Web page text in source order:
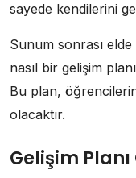
sayede kendilerini
Sunum sonrası
nasıl bir gelişim
Bu plan,
olacaktır.
Gelişim